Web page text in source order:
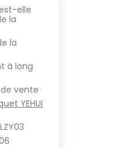
elle
la
la
à long
vente
YEHUI